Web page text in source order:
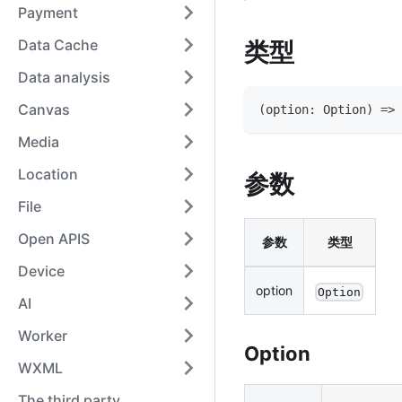
Payment
Data Cache
Data analysis
Canvas
Media
Location
File
Open APIS
Device
AI
Worker
WXML
类型
(option: Option) =>
参数
参数 类型
option Option
Option